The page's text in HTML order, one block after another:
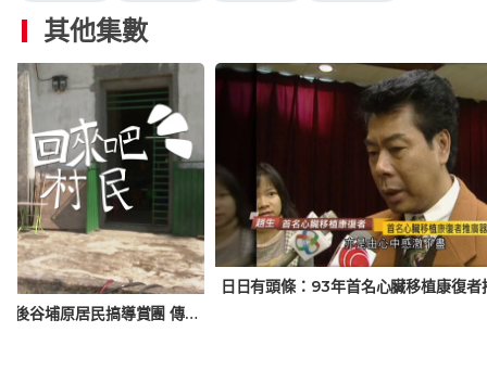
其他集數
【小事大意義】回來吧村民：90後谷埔原居民搞導賞團 傳承客家文化 盼復育荒村
日日有頭條：93年首名心臟移植康復者